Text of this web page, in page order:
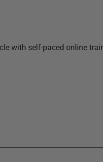
with self-paced online